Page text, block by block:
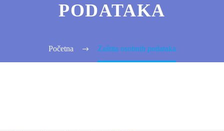
PODATAKA
Početna Zaštita osobnih podataka